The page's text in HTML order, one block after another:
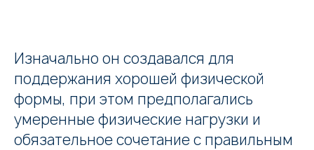
Изначально он создавался для
поддержания хорошей физической
формы, при этом предполагались
умеренные физические нагрузки и
обязательное сочетание с правильным